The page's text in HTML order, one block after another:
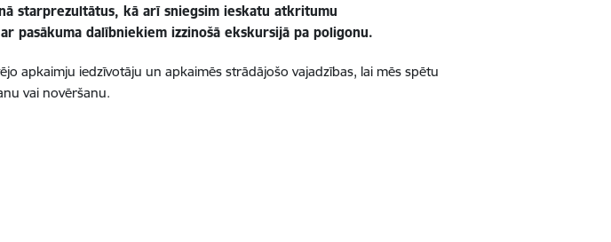
starprezultātus, kā arī sniegsim ieskatu atkritumu
pasākuma dalībniekiem izzinošā ekskursijā pa poligonu.
apkaimju iedzīvotāju un apkaimēs strādājošo vajadzības, lai mēs spētu
vai novēršanu.